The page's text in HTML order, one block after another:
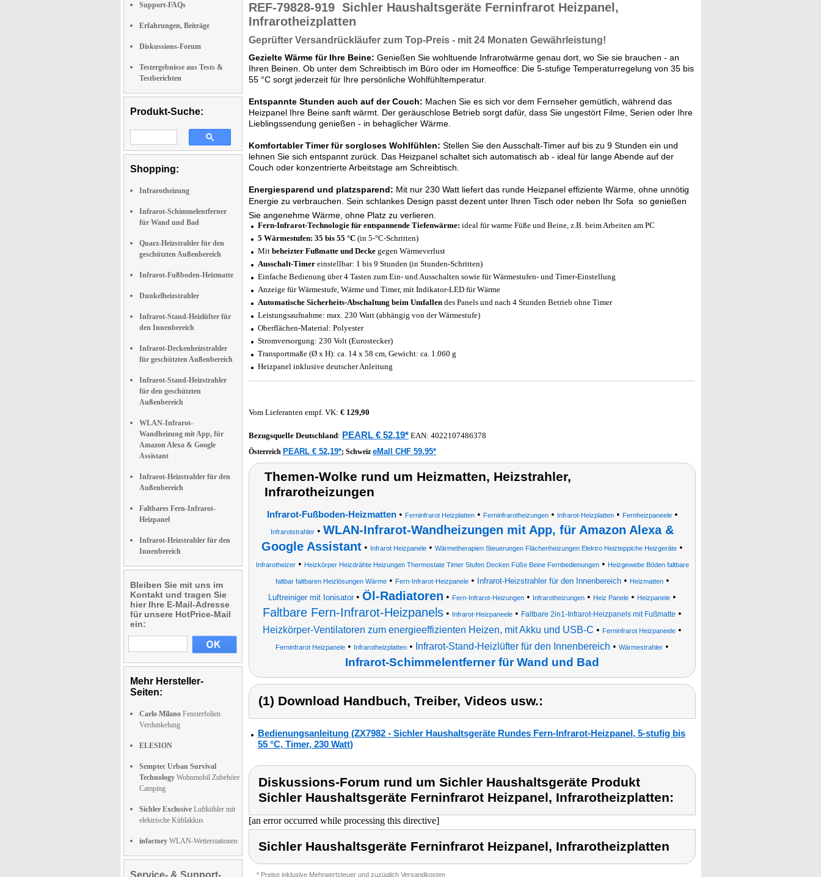
Support-FAQs
Erfahrungen, Beiträge
Diskussions-Forum
Testergebnisse aus Tests &
Testberichten
Produkt-Suche:
Shopping:
Infrarotheizung
Infrarot-Schimmelentferner
für Wand und Bad
Quarz-Heizstrahler für den
geschützten Außenbereich
Infrarot-Fußboden-Heizmatte
Dunkelheizstrahler
Infrarot-Stand-Heizlüfter für
den Innenbereich
Infrarot-Deckenheizstrahler
für geschützten Außenbereich
Infrarot-Stand-Heizstrahler
für den geschützten
Außenbereich
WLAN-Infrarot-
Wandheizung mit App, für
Amazon Alexa & Google
Assistant
Infrarot-Heizstrahler für den
Außenbereich
Faltbares Fern-Infrarot-
Heizpanel
Infrarot-Heizstrahler für den
Innenbereich
Bleiben Sie mit uns im
Kontakt und tragen Sie
hier Ihre E-Mail-Adresse
für unsere HotPrice-Mail
ein:
Mehr Hersteller-
Seiten:
Carlo Milano Fensterfolien
Verdunkelung
ELESION
Semptec Urban Survival
Technology Wohnmobil Zubehöre
Camping
Sichler Exclusive Luftkühler mit
elektrische Kühlakkus
infactory WLAN-Wetterstationen
Service- & Support-
REF-79828-919 Sichler Haushaltsgeräte Ferninfrarot Heizpanel,
Infrarotheizplatten
Geprüfter Versandrückläufer zum Top-Preis - mit 24 Monaten Gewährleistung!
Gezielte Wärme für Ihre Beine: Genießen Sie wohltuende Infrarotwärme genau dort, wo Sie sie brauchen - an
Ihren Beinen. Ob unter dem Schreibtisch im Büro oder im Homeoffice: Die 5-stufige Temperaturregelung von 35 bis
55 °C sorgt jederzeit für Ihre persönliche Wohlfühltemperatur.
Entspannte Stunden auch auf der Couch: Machen Sie es sich vor dem Fernseher gemütlich, während das
Heizpanel Ihre Beine sanft wärmt. Der geräuschlose Betrieb sorgt dafür, dass Sie ungestört Filme, Serien oder Ihre
Lieblingssendung genießen - in behaglicher Wärme.
Komfortabler Timer für sorgloses Wohlfühlen: Stellen Sie den Ausschalt-Timer auf bis zu 9 Stunden ein und
lehnen Sie sich entspannt zurück. Das Heizpanel schaltet sich automatisch ab - ideal für lange Abende auf der
Couch oder konzentrierte Arbeitstage am Schreibtisch.
Energiesparend und platzsparend: Mit nur 230 Watt liefert das runde Heizpanel effiziente Wärme, ohne unnötig
Energie zu verbrauchen. Sein schlankes Design passt dezent unter Ihren Tisch oder neben Ihr Sofa  so genießen
Sie angenehme Wärme, ohne Platz zu verlieren.
Fern-Infrarot-Technologie für entspannende Tiefenwärme: ideal für warme Füße und Beine, z.B. beim Arbeiten am PC
5 Wärmestufen: 35 bis 55 °C (in 5-°C-Schritten)
Mit beheizter Fußmatte und Decke gegen Wärmeverlust
Ausschalt-Timer einstellbar: 1 bis 9 Stunden (in Stunden-Schritten)
Einfache Bedienung über 4 Tasten zum Ein- und Ausschalten sowie für Wärmestufen- und Timer-Einstellung
Anzeige für Wärmestufe, Wärme und Timer, mit Indikator-LED für Wärme
Automatische Sicherheits-Abschaltung beim Umfallen des Panels und nach 4 Stunden Betrieb ohne Timer
Leistungsaufnahme: max. 230 Watt (abhängig von der Wärmestufe)
Oberflächen-Material: Polyester
Stromversorgung: 230 Volt (Eurostecker)
Transportmaße (Ø x H): ca. 14 x 58 cm, Gewicht: ca. 1.060 g
Heizpanel inklusive deutscher Anleitung
Vom Lieferanten empf. VK: € 129,90
Bezugsquelle Deutschland: PEARL € 52,19* EAN: 4022107486378
Österreich PEARL € 52,19*; Schweiz eMall CHF 59.95*
Themen-Wolke rund um Heizmatten, Heizstrahler,
Infrarotheizungen
Infrarot-Fußboden-Heizmatten• Ferninfrarot Heizplatten• Ferninfrarotheizungen• Infrarot-Heizplatten• Fernheizpaneele•
Infrarotstrahler • WLAN-Infrarot-Wandheizungen mit App, für Amazon Alexa &
Google Assistant • Infrarot Heizpanele • Wärmetherapien Steuerungen Flächenheizungen Elektro Heizteppiche Heizgeräte •
Infrarotheizer• Heizkörper Heizdrähte Heizungen Thermostate Timer Stufen Decken Füße Beine Fernbedienungen• Heizgewebe Böden faltbare
faltbar faltbaren Heizlösungen Wärme• Fern-Infrarot-Heizpanele• Infrarot-Heizstrahler für den Innenbereich• Heizmatten•
Luftreiniger mit Ionisator• Öl-Radiatoren • Fern-Infrarot-Heizungen • Infrarotheizungen • Heiz Panele • Heizpanele •
Faltbare Fern-Infrarot-Heizpanels • Infrarot-Heizpaneele • Faltbare 2in1-Infrarot-Heizpanels mit Fußmatte •
Heizkörper-Ventilatoren zum energieeffizienten Heizen, mit Akku und USB-C • Ferninfrarot Heizpaneele •
Ferninfrarot Heizpanele • Infrarotheizplatten • Infrarot-Stand-Heizlüfter für den Innenbereich • Wärmestrahler •
Infrarot-Schimmelentferner für Wand und Bad
(1) Download Handbuch, Treiber, Videos usw.:
Bedienungsanleitung (ZX7982 - Sichler Haushaltsgeräte Rundes Fern-Infrarot-Heizpanel, 5-stufig bis
55 °C, Timer, 230 Watt)
Diskussions-Forum rund um Sichler Haushaltsgeräte Produkt
Sichler Haushaltsgeräte Ferninfrarot Heizpanel, Infrarotheizplatten:
[an error occurred while processing this directive]
Sichler Haushaltsgeräte Ferninfrarot Heizpanel, Infrarotheizplatten
* Preise inklusive Mehrwertsteuer und zuzüglich Versandkosten